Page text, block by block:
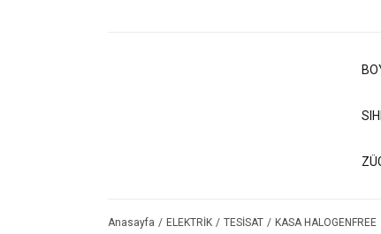
Anasayfa ELEKTRİK TESİSAT KASA HALOGENFREE